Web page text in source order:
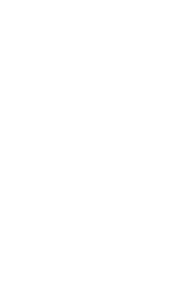
a te.
aperte per ogni profilo di carriera.